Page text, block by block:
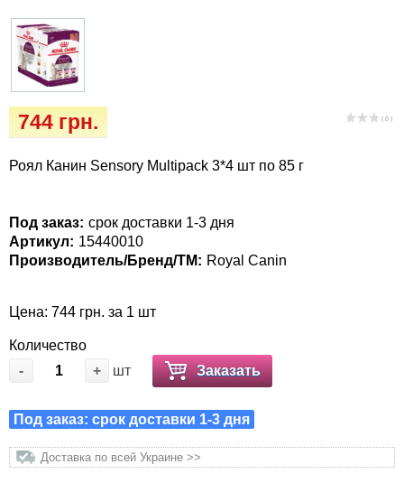
( 0 )
744 грн.
Роял Канин Sensory Multipack 3*4 шт по 85 г
Под заказ: срок доставки 1-3 дня
Артикул: 15440010
Производитель/Бренд/ТМ: Royal Canin
Цена: 744 грн. за 1 шт
Количество
-
+ шт Заказать
Под заказ: срок доставки 1-3 дня
Доставка по всей Украине >>
Ласощі та корма
Vet Diet Canine Wet – ветеринарные диеты
для собак
Лежаки, домики, охлаждая коврики
Миски, автокормушки, поилки
Переноски, сумки, клетки
Подарочные сертификаты
Товары для голубей